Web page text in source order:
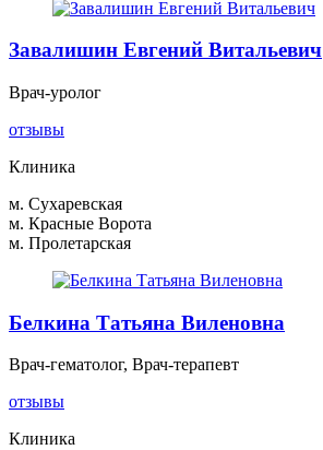
Завалишин Евгений Витальевич
Врач-уролог
отзывы
Клиника
м. Сухаревская
м. Красные Ворота
м. Пролетарская
Белкина Татьяна Виленовна
Врач-гематолог, Врач-терапевт
отзывы
Клиника